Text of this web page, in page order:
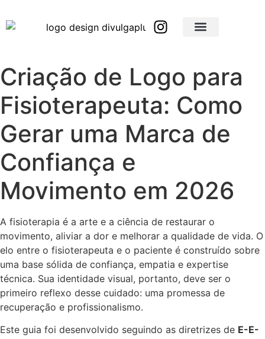
Criação de Logo para
Fisioterapeuta: Como
Gerar uma Marca de
Confiança e
Movimento em 2026
A fisioterapia é a arte e a ciência de restaurar o
movimento, aliviar a dor e melhorar a qualidade de vida. O
elo entre o fisioterapeuta e o paciente é construído sobre
uma base sólida de confiança, empatia e expertise
técnica. Sua identidade visual, portanto, deve ser o
primeiro reflexo desse cuidado: uma promessa de
recuperação e profissionalismo.
Este guia foi desenvolvido seguindo as diretrizes de E-E-